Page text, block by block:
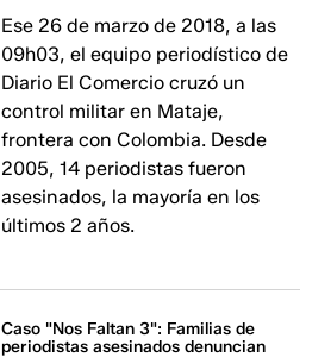
Ese 26 de marzo de 2018, a las
09h03, el equipo periodístico de
Diario El Comercio cruzó un
control militar en Mataje,
frontera con Colombia. Desde
2005, 14 periodistas fueron
asesinados, la mayoría en los
últimos 2 años.
Caso "Nos Faltan 3": Familias de
periodistas asesinados denuncian